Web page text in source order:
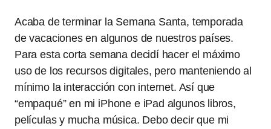
Acaba de terminar la Semana Santa, temporada
de vacaciones en algunos de nuestros países.
Para esta corta semana decidí hacer el máximo
uso de los recursos digitales, pero manteniendo al
mínimo la interacción con internet. Así que
“empaqué” en mi iPhone e iPad algunos libros,
películas y mucha música. Debo decir que mi